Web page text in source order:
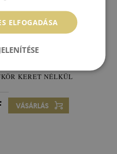
KERET NÉLKÜL
VÁSÁRLÁS
ELFOGADÁSA